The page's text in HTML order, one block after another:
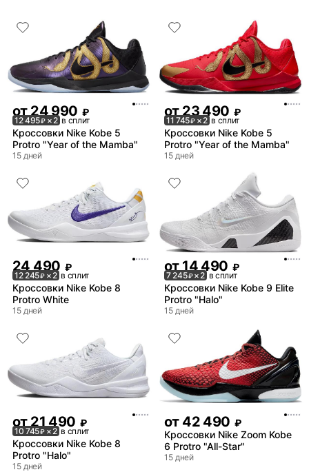
от 24 990 ₽
12 495₽ × 2 в сплит
Кроссовки Nike Kobe 5
Protro "Year of the Mamba"
15 дней
от 23 490 ₽
11 745₽ × 2 в сплит
Кроссовки Nike Kobe 5
Protro "Year of the Mamba"
15 дней
24 490 ₽
12 245₽ × 2 в сплит
Кроссовки Nike Kobe 8
Protro White
15 дней
от14 490 ₽
7 245₽× 2 в сплит
Кроссовки Nike Kobe 9 Elite
Protro "Halo"
15 дней
от21 490 ₽
10 745₽ × 2 в сплит
Кроссовки Nike Kobe 8
Protro "Halo"
15 дней
от 42 490 ₽
Кроссовки Nike Zoom Kobe
6 Protro "All-Star"
15 дней